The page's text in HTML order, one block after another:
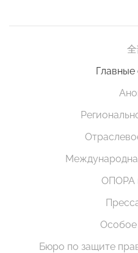
ОПОРА
Бюро по защите